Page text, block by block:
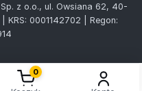
z o.o., ul. Owsiana 62, 40-
0001142702 | Regon:
0